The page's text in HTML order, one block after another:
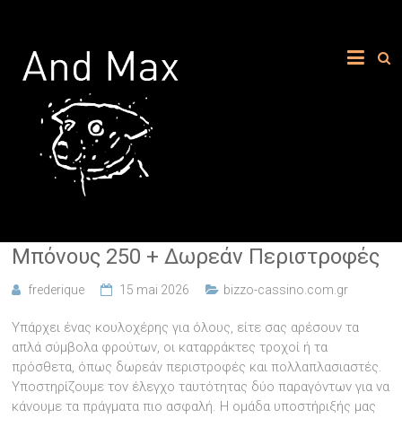
Μπόνους 250 + Δωρεάν Περιστροφές
frederique 15 mai 2026 bizzo-cassino.com.gr
Υπάρχει ένας κουλοχέρης για όλους, είτε σας αρέσουν τα
απλά σύμβολα φρούτων, οι καταρράκτες τροχοί ή τα
πρόσθετα, όπως δωρεάν περιστροφές και πολλαπλασιαστές.
Υποστηρίζουμε τον έλεγχο ταυτότητας δύο παραγόντων για να
κάνουμε τα πράγματα πιο ασφαλή. Η ομάδα υποστήριξής μας